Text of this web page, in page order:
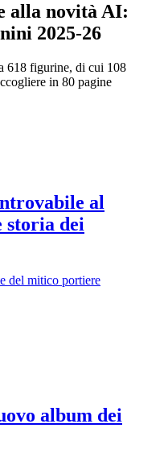
alla novità AI:
2025-26
618 figurine, di cui 108
in 80 pagine
al
storia dei
del mitico portiere
album dei